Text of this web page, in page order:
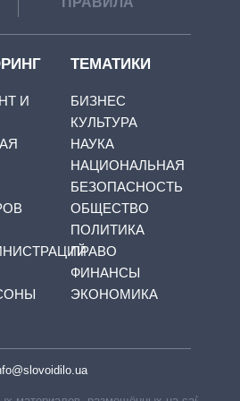
И
ТЕМАТИКИ
БИЗНЕС
КУЛЬТУРА
НАУКА
НАЦИОНАЛЬНАЯ
БЕЗОПАСНОСТЬ
ОБЩЕСТВО
ПОЛИТИКА
ПРАВО
ФИНАНСЫ
ЭКОНОМИКА